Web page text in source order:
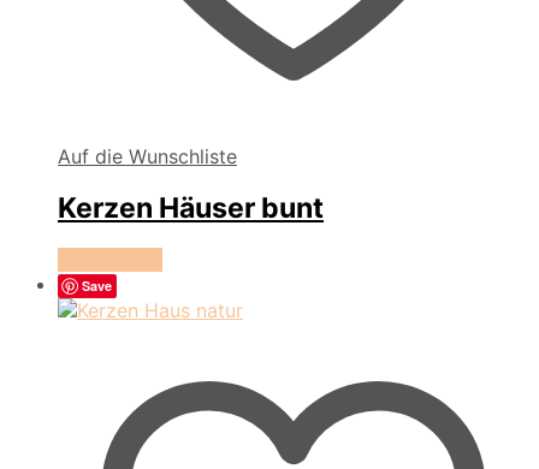
Auf die Wunschliste
Kerzen Häuser bunt
Save